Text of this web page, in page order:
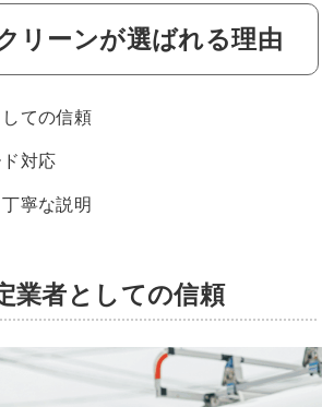
リーンが選ばれる理由
ての信頼
対応
寧な説明
業者としての信頼